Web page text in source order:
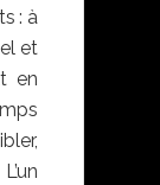
: à
et
en